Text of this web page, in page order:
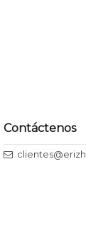
Contáctenos